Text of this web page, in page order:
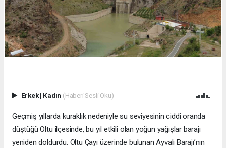
Erkek| Kadın (Haberi Sesli Oku)
Geçmiş yıllarda kuraklık nedeniyle su seviyesinin ciddi oranda
düştüğü Oltu ilçesinde, bu yıl etkili olan yoğun yağışlar barajı
yeniden doldurdu. Oltu Çayı üzerinde bulunan Ayvalı Barajı’nın